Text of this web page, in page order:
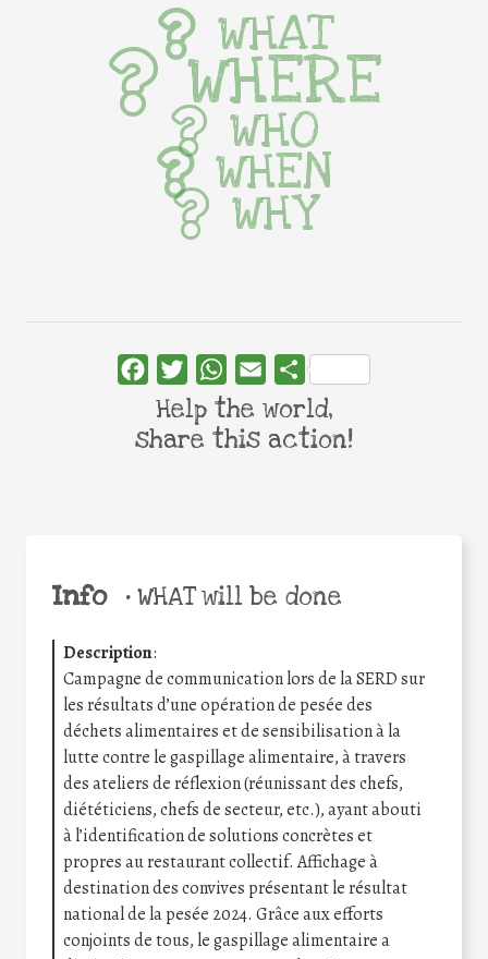
Info •WHAT will be done
Description:
Campagne de communication lors de la SERD sur
les résultats d’une opération de pesée des
déchets alimentaires et de sensibilisation à la
lutte contre le gaspillage alimentaire, à travers
des ateliers de réflexion (réunissant des chefs,
diététiciens, chefs de secteur, etc.), ayant abouti
à l’identification de solutions concrètes et
propres au restaurant collectif. Affichage à
destination des convives présentant le résultat
national de la pesée 2024. Grâce aux efforts
conjoints de tous, le gaspillage alimentaire a
WHAT
WHERE
WHO
WHEN
WHY
FacebookTwitterWhatsApp
Email Share
Help the world,
share this action!